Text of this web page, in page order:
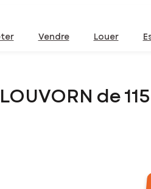
Vendre Louer
de